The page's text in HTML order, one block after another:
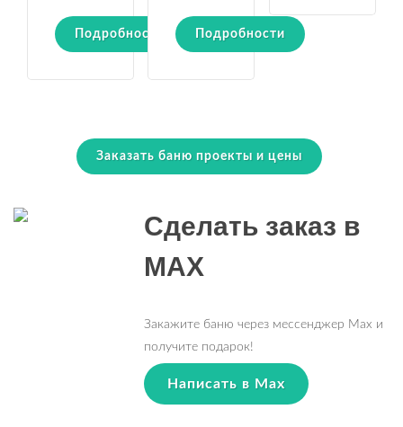
Подробности Подробности
Заказать баню проекты и цены
Сделать заказ в
MAX
Закажите баню через мессенджер Max и
получите подарок!
Написать в Max